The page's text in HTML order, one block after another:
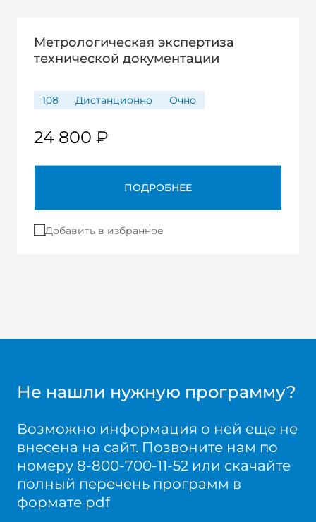
Метрологическая экспертиза
технической документации
108 Дистанционно Очно
24 800 ₽
ПОДРОБНЕЕ
Добавить в избранное
Не нашли нужную программу?
Возможно информация о ней еще не
внесена на сайт. Позвоните нам по
номеру 8-800-700-11-52 или скачайте
полный перечень программ в
формате pdf